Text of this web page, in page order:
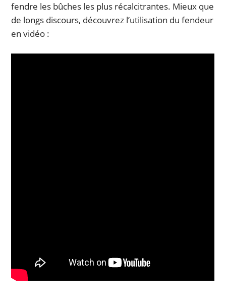
fendre les bûches les plus récalcitrantes. Mieux que
de longs discours, découvrez l’utilisation du fendeur
en vidéo :